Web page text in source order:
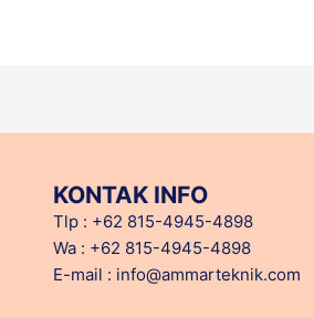
KONTAK INFO
Tlp : +62 815-4945-4898
Wa : +62 815-4945-4898
E-mail : info@ammarteknik.com